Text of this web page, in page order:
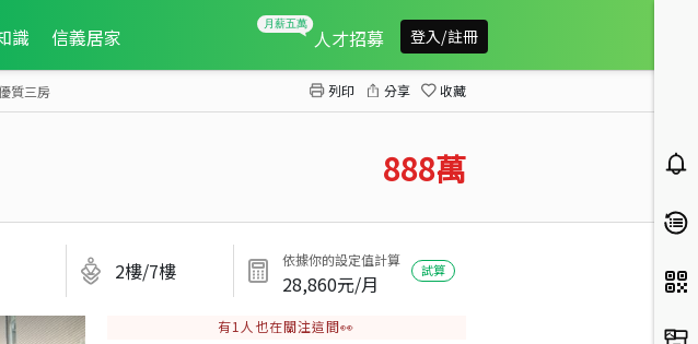
識 信義居家 人才招募 登入/註冊
質三房 列印 分享 收藏
888萬
2樓/7樓 依據你的設定值計算
28,860元/月
試算
有1 人也在關注這間👀